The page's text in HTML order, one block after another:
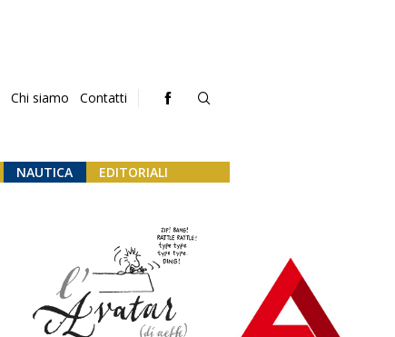
Chi siamo Contatti
NAUTICA EDITORIALI